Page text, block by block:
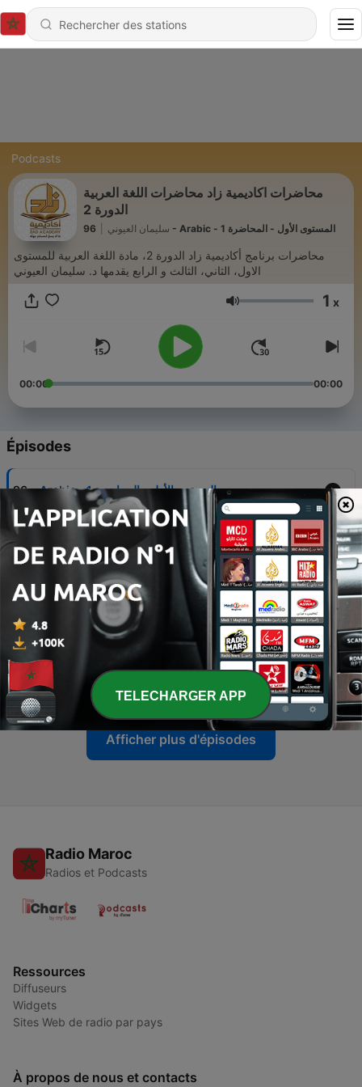
Podcasts
محاضرات اكاديمية زاد محاضرات اللغة العربية
الدورة 2
سليمان العيوني 96 - Arabic - المستوى الأول - المحاضرة 1
محاضرات برنامج أكاديمية زاد الدورة 2، مادة اللغة العربية للمستوى
الاول، الثاني، الثالث و الرابع يقدمها د. سليمان العيوني
Volume 1 x
00:00 00:00
Épisodes
96 - Arabic - المستوى الأول - المحاضرة 1
95 Arabic - المستوى الأول - المحاضرة 2
94 - Arabic - المستوى الأول - المحاضرة 3
93 - Arabic - المستوى الأول - المحاضرة 4
92 - Arabic - المستوى الأول - المحاضرة 5
Afficher plus d'épisodes
Radio Maroc
Radios et Podcasts
Ressources
Diffuseurs
Widgets
Sites Web de radio par pays
À propos de nous et contacts
TELECHARGER APP